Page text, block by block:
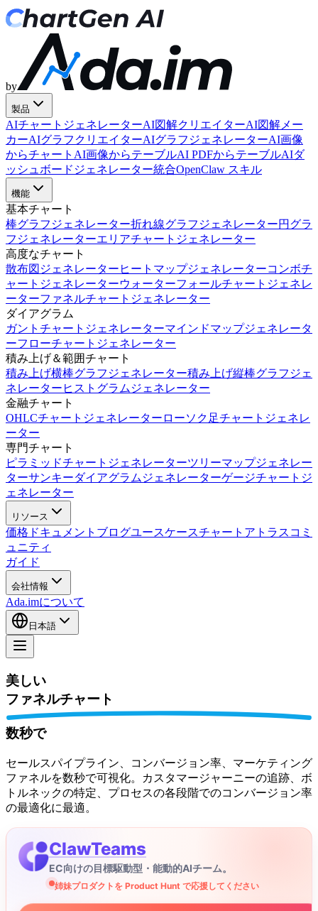
by
製品
AIチャートジェネレーターAI図解クリエイターAI図解メー
カーAIグラフクリエイターAIグラフジェネレーターAI画像
からチャート AI画像からテーブルAI PDFからテーブルAIダ
ッシュボードジェネレーター統合OpenClaw スキル
機能
基本チャート
棒グラフジェネレーター折れ線グラフジェネレーター円グラ
フジェネレーターエリアチャートジェネレーター
高度なチャート
散布図ジェネレーター ヒートマップジェネレーターコンボチ
ャートジェネレーターウォーターフォールチャートジェネレ
ーターファネルチャートジェネレーター
ダイアグラム
ガントチャートジェネレーターマインドマップジェネレータ
ーフローチャートジェネレーター
積み上げ＆範囲チャート
積み上げ横棒グラフジェネレーター積み上げ縦棒グラフジェ
ネレーター ヒストグラムジェネレーター
金融チャート
OHLCチャートジェネレーター ローソク足チャートジェネレ
ーター
専門チャート
ピラミッドチャートジェネレーターツリーマップジェネレー
ターサンキーダイアグラムジェネレーターゲージチャートジ
ェネレーター
リソース
価格 ドキュメント ブログユースケースチャートアトラス コミ
ュニティ
ガイド
会社情報
Ada.imについて
日本語
美しい
ファネルチャート
数秒で
セールスパイプライン、コンバージョン率、マーケティング
ファネルを数秒で可視化。カスタマージャーニーの追跡、ボ
トルネックの特定、プロセスの各段階でのコンバージョン率
の最適化に最適。
ClawTeams
EC向けの目標駆動型・能動的AIチーム。
姉妹プロダクトを Product Hunt で応援してください